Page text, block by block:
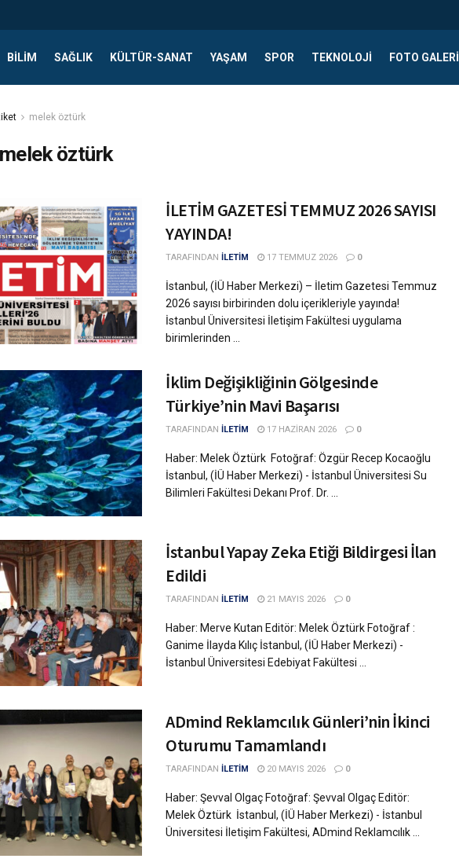
BILIM SAĞLIK KÜLTÜR-SANAT YAŞAM SPOR TEKNOLOJI FOTO GALERI
melek öztürk
melek öztürk
İLETİM GAZETESİ TEMMUZ 2026 SAYISI
YAYINDA!
TARAFINDAN İLETİM 17 TEMMUZ 2026 0
İstanbul, (İÜ Haber Merkezi) – İletim Gazetesi Temmuz
2026 sayısı birbirinden dolu içerikleriyle yayında!
İstanbul Üniversitesi İletişim Fakültesi uygulama
birimlerinden ...
İklim Değişikliğinin Gölgesinde
Türkiye’nin Mavi Başarısı
TARAFINDAN İLETİM 17 HAZIRAN 2026 0
Haber: Melek Öztürk Fotoğraf: Özgür Recep Kocaoğlu
İstanbul, (İÜ Haber Merkezi) - İstanbul Üniversitesi Su
Bilimleri Fakültesi Dekanı Prof. Dr. ...
İstanbul Yapay Zeka Etiği Bildirgesi İlan
Edildi
TARAFINDAN İLETİM 21 MAYIS 2026 0
Haber: Merve Kutan Editör: Melek Öztürk Fotoğraf :
Ganime İlayda Kılıç İstanbul, (İÜ Haber Merkezi) -
İstanbul Üniversitesi Edebiyat Fakültesi ...
ADmind Reklamcılık Günleri’nin İkinci
Oturumu Tamamlandı
TARAFINDAN İLETİM 20 MAYIS 2026 0
Haber: Şevval Olgaç Fotoğraf: Şevval Olgaç Editör:
Melek Öztürk İstanbul, (İÜ Haber Merkezi) - İstanbul
Üniversitesi İletişim Fakültesi, ADmind Reklamcılık ...